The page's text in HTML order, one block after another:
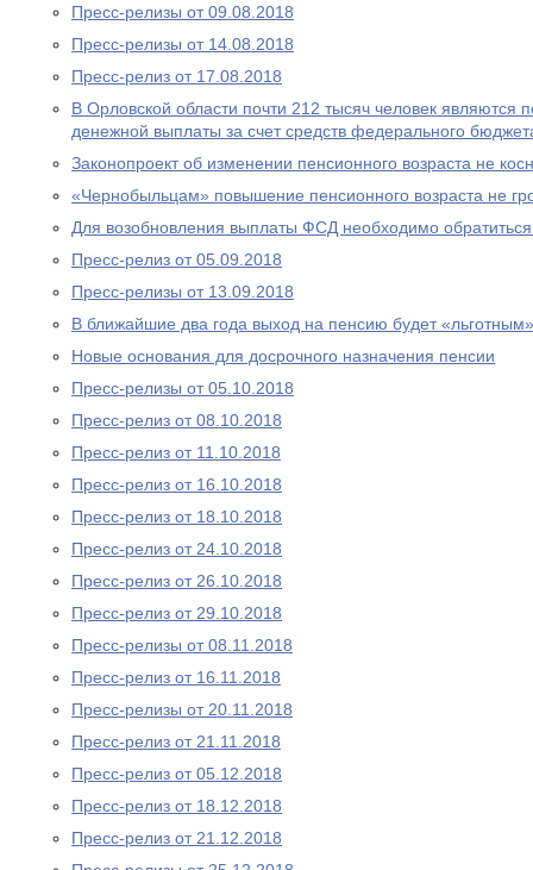
Пресс-релизы от 09.08.2018
Пресс-релизы от 14.08.2018
Пресс-релиз от 17.08.2018
В Орловской области почти 212 тысяч человек являются
денежной выплаты за счет средств федерального
Законопроект об изменении пенсионного возраста не
«Чернобыльцам» повышение пенсионного возраста не
Для возобновления выплаты ФСД необходимо
Пресс-релиз от 05.09.2018
Пресс-релизы от 13.09.2018
В ближайшие два года выход на пенсию будет «льготным»
Новые основания для досрочного назначения пенсии
Пресс-релизы от 05.10.2018
Пресс-релиз от 08.10.2018
Пресс-релиз от 11.10.2018
Пресс-релиз от 16.10.2018
Пресс-релиз от 18.10.2018
Пресс-релиз от 24.10.2018
Пресс-релиз от 26.10.2018
Пресс-релиз от 29.10.2018
Пресс-релизы от 08.11.2018
Пресс-релиз от 16.11.2018
Пресс-релизы от 20.11.2018
Пресс-релиз от 21.11.2018
Пресс-релиз от 05.12.2018
Пресс-релиз от 18.12.2018
Пресс-релиз от 21.12.2018